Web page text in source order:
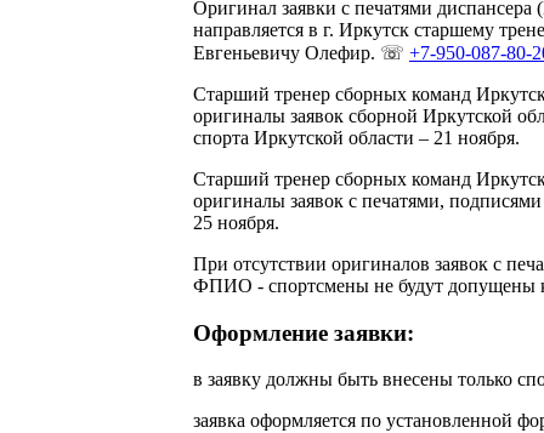
Оригинал заявки с печатями
направляется в г. Иркутск старшему
Евгеньевичу Олефир. ☏ +7-950-087-80-
Старший тренер сборных команд
оригиналы заявок сборной Иркутской
спорта Иркутской области – 21 ноября.
Старший тренер сборных команд
оригиналы заявок с печатями,
25 ноября.
При отсутствии оригиналов заявок с
ФПИО - спортсмены не будут допущены
Оформление заявки:
в заявку должны быть внесены только
заявка оформляется по установленной